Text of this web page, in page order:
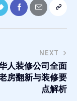
NEXT
人装修公司全面
房翻新与装修要
点解析